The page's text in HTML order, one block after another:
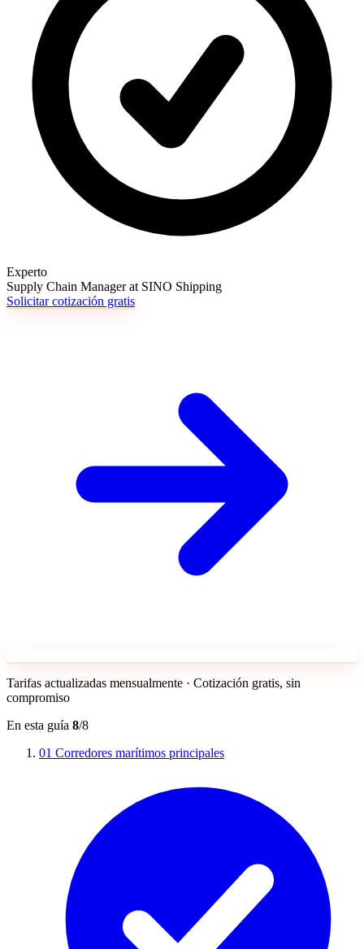
Experto
Supply Chain Manager at SINO Shipping
Solicitar cotización gratis
Tarifas actualizadas mensualmente · Cotización gratis, sin
compromiso
En esta guía 8/8
01 Corredores marítimos principales